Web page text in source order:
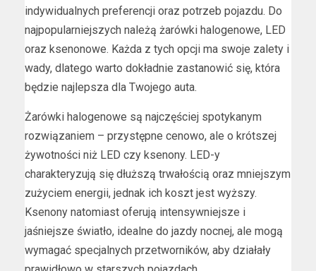
indywidualnych preferencji oraz potrzeb pojazdu. Do
najpopularniejszych należą żarówki halogenowe, LED
oraz ksenonowe. Każda z tych opcji ma swoje zalety i
wady, dlatego warto dokładnie zastanowić się, która
będzie najlepsza dla Twojego auta.
Żarówki halogenowe są najczęściej spotykanym
rozwiązaniem – przystępne cenowo, ale o krótszej
żywotności niż LED czy ksenony. LED-y
charakteryzują się dłuższą trwałością oraz mniejszym
zużyciem energii, jednak ich koszt jest wyższy.
Ksenony natomiast oferują intensywniejsze i
jaśniejsze światło, idealne do jazdy nocnej, ale mogą
wymagać specjalnych przetworników, aby działały